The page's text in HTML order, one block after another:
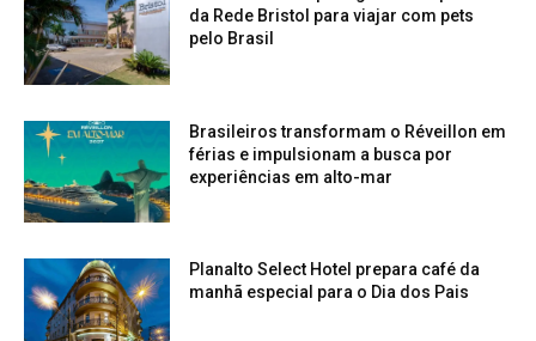
da Rede Bristol para viajar com pets
pelo Brasil
Brasileiros transformam o Réveillon em
férias e impulsionam a busca por
experiências em alto-mar
Planalto Select Hotel prepara café da
manhã especial para o Dia dos Pais